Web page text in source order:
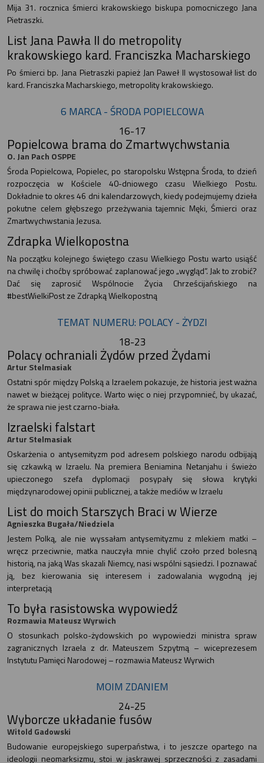
Mija 31. rocznica śmierci krakowskiego biskupa pomocniczego Jana
Pietraszki.
List Jana Pawła II do metropolity
krakowskiego kard. Franciszka Macharskiego
Po śmierci bp. Jana Pietraszki papież Jan Paweł II wystosował list do
kard. Franciszka Macharskiego, metropolity krakowskiego.
6 MARCA - ŚRODA POPIELCOWA
16-17
Popielcowa brama do Zmartwychwstania
O. Jan Pach OSPPE
Środa Popielcowa, Popielec, po staropolsku Wstępna Środa, to dzień
rozpoczęcia w Kościele 40-dniowego czasu Wielkiego Postu.
Dokładnie to okres 46 dni kalendarzowych, kiedy podejmujemy dzieła
pokutne celem głębszego przeżywania tajemnic Męki, Śmierci oraz
Zmartwychwstania Jezusa.
Zdrapka Wielkopostna
Na początku kolejnego świętego czasu Wielkiego Postu warto usiąść
na chwilę i choćby spróbować zaplanować jego „wygląd”. Jak to zrobić?
Dać się zaprosić Wspólnocie Życia Chrześcijańskiego na
#bestWielkiPost ze Zdrapką Wielkopostną
TEMAT NUMERU: POLACY - ŻYDZI
18-23
Polacy ochraniali Żydów przed Żydami
Artur Stelmasiak
Ostatni spór między Polską a Izraelem pokazuje, że historia jest ważna
nawet w bieżącej polityce. Warto więc o niej przypomnieć, by ukazać,
że sprawa nie jest czarno-biała.
Izraelski falstart
Artur Stelmasiak
Oskarżenia o antysemityzm pod adresem polskiego narodu odbijają
się czkawką w Izraelu. Na premiera Beniamina Netanjahu i świeżo
upieczonego szefa dyplomacji posypały się słowa krytyki
międzynarodowej opinii publicznej, a także mediów w Izraelu
List do moich Starszych Braci w Wierze
Agnieszka Bugała/Niedziela
Jestem Polką, ale nie wyssałam antysemityzmu z mlekiem matki –
wręcz przeciwnie, matka nauczyła mnie chylić czoło przed bolesną
historią, na jaką Was skazali Niemcy, nasi wspólni sąsiedzi. I poznawać
ją, bez kierowania się interesem i zadowalania wygodną jej
interpretacją
To była rasistowska wypowiedź
Rozmawia Mateusz Wyrwich
O stosunkach polsko-żydowskich po wypowiedzi ministra spraw
zagranicznych Izraela z dr. Mateuszem Szpytmą – wiceprezesem
Instytutu Pamięci Narodowej – rozmawia Mateusz Wyrwich
MOIM ZDANIEM
24-25
Wyborcze układanie fusów
Witold Gadowski
Budowanie europejskiego superpaństwa, i to jeszcze opartego na
ideologii neomarksizmu, stoi w jaskrawej sprzeczności z zasadami